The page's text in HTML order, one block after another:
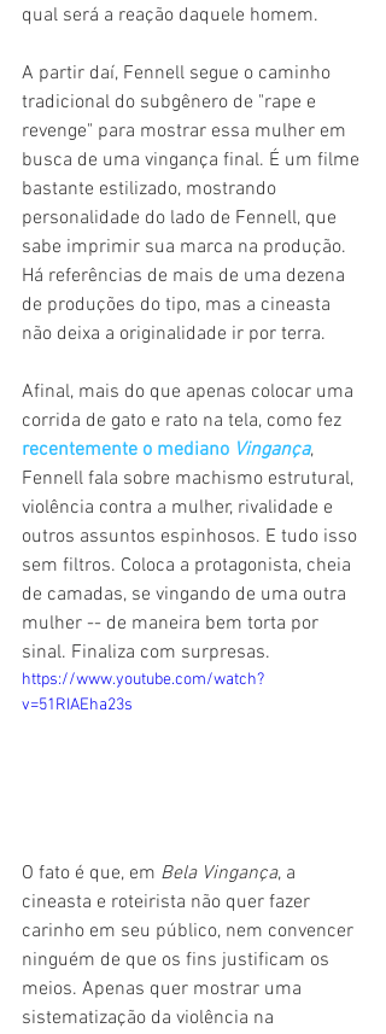
qual será a reação daquele homem.
A partir daí, Fennell segue o caminho
tradicional do subgênero de "rape e
revenge" para mostrar essa mulher em
busca de uma vingança final. É um filme
bastante estilizado, mostrando
personalidade do lado de Fennell, que
sabe imprimir sua marca na produção.
Há referências de mais de uma dezena
de produções do tipo, mas a cineasta
não deixa a originalidade ir por terra.
Afinal, mais do que apenas colocar uma
corrida de gato e rato na tela, como fez
recentemente o mediano Vingança,
Fennell fala sobre machismo estrutural,
violência contra a mulher, rivalidade e
outros assuntos espinhosos. E tudo isso
sem filtros. Coloca a protagonista, cheia
de camadas, se vingando de uma outra
mulher -- de maneira bem torta por
sinal. Finaliza com surpresas.
https://www.youtube.com/watch?
v=51RIAEha23s
O fato é que, em Bela Vingança, a
cineasta e roteirista não quer fazer
carinho em seu público, nem convencer
ninguém de que os fins justificam os
meios. Apenas quer mostrar uma
sistematização da violência na